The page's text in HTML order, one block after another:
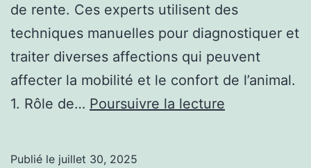
de rente. Ces experts utilisent des
techniques manuelles pour diagnostiquer et
traiter diverses affections qui peuvent
affecter la mobilité et le confort de l’animal.
1. Rôle de… Poursuivre la lecture
Publié le juillet 30, 2025